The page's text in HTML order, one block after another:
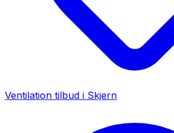
Ventilation tilbud i Skjern